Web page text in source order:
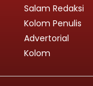
Salam Redaksi
Kolom Penulis
Advertorial
Kolom